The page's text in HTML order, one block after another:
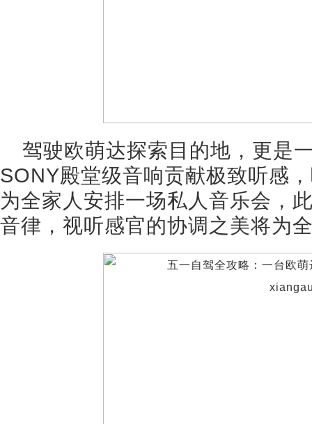
驾驶欧萌达探索目的地，更是
SONY殿堂级音响贡献极致听感
为全家人安排一场私人音乐会，
音律，视听感官的协调之美将为